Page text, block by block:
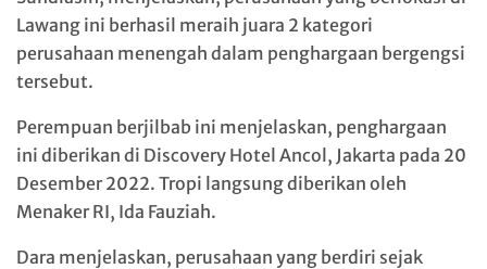
Lawang ini berhasil meraih juara 2 kategori
perusahaan menengah dalam penghargaan bergengsi
tersebut.
Perempuan berjilbab ini menjelaskan, penghargaan
ini diberikan di Discovery Hotel Ancol, Jakarta pada 20
Desember 2022. Tropi langsung diberikan oleh
Menaker RI, Ida Fauziah.
Dara menjelaskan, perusahaan yang berdiri sejak